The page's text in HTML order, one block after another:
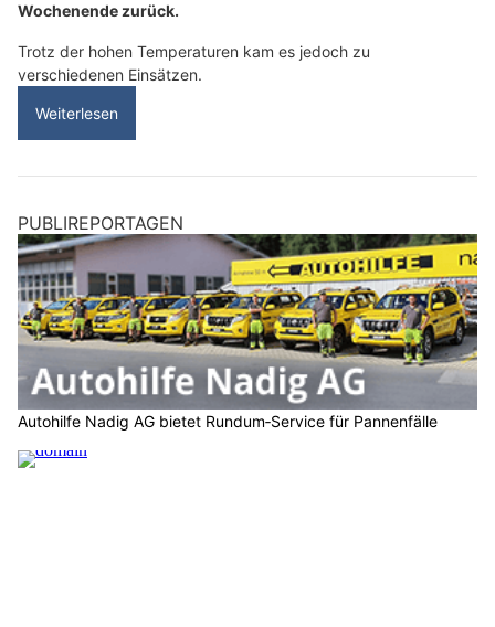
Wochenende zurück.
Trotz der hohen Temperaturen kam es jedoch zu
verschiedenen Einsätzen.
Weiterlesen
PUBLIREPORTAGEN
Autohilfe Nadig AG bietet Rundum‑Service für Pannenfälle